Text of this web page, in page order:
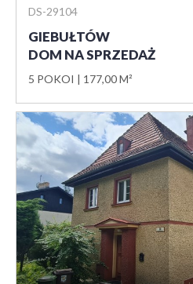
DS-29104
GIEBUŁTÓW
DOM NA SPRZEDAŻ
5 POKOI 177,00 M²